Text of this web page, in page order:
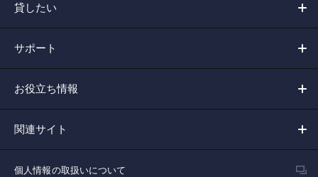
貸したい
サポート
お役立ち情報
関連サイト
個人情報の取扱いについて